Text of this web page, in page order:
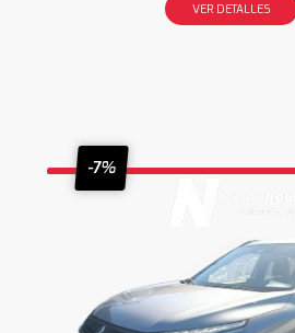
VER DETALLES
-7%